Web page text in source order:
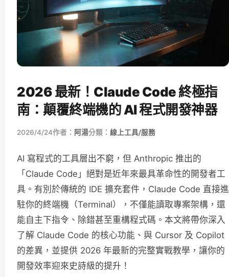
2026 最新！Claude Code 終極指
南：顛覆終端機的 AI 程式開發神器
2026/4/24作者： 阿湯分類： 線上工具/服務
AI 寫程式的工具層出不窮，但 Anthropic 推出的
「Claude Code」絕對是近年來最具革命性的開發者工
具。有別於傳統的 IDE 擴充套件，Claude Code 直接進
駐你的終端機（Terminal），不僅能讀取專案架構，還
能自主下指令、除錯甚至重構程式碼。本文將帶你深入
了解 Claude Code 的核心功能、與 Cursor 及 Copilot
的差異，並提供 2026 年最新的完整實戰教學，讓你的
開發效率迎來史詩級的提升！